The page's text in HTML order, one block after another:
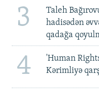
3
Taleh
hadisədən
qadağa
4
'Human
Kərimliyə